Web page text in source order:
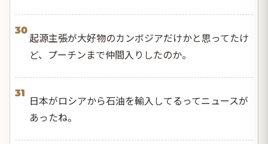
30
起源主張が大好物のカンボジアだけかと思ってたけ
ど、プーチンまで仲間入りしたのか。
31
日本がロシアから石油を輸入してるってニュースが
あったね。